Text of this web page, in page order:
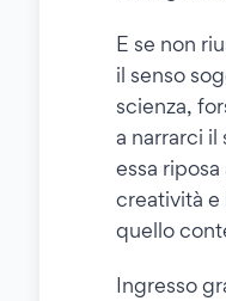
E se non
il senso
scienza,
a narrarci
essa
creatività e
quello
Ingresso